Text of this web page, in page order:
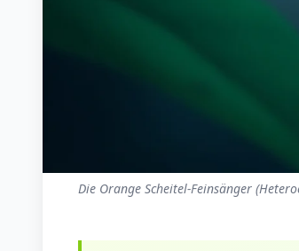
Die Orange Scheitel-Feinsänger